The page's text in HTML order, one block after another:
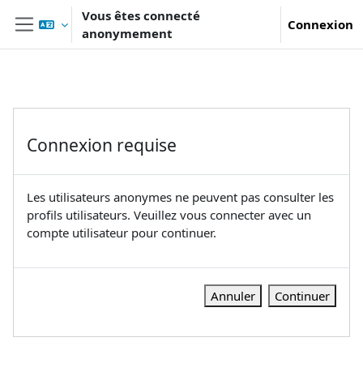
Passer au contenu principal
Panneau latéral
Vous êtes connecté
anonymement
Connexion
Connexion requise
Les utilisateurs anonymes ne peuvent pas consulter les
profils utilisateurs. Veuillez vous connecter avec un
compte utilisateur pour continuer.
Annuler Continuer